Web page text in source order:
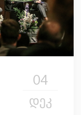
04
ᲓᲔᲙ